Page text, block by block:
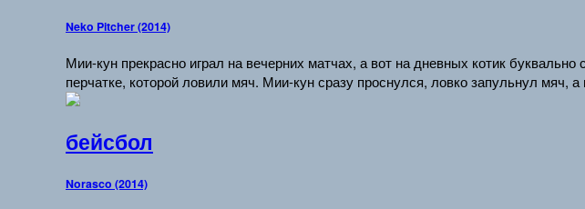
Neko Pitcher (2014)
Мии-кун прекрасно играл на вечерних матчах, а вот на дневных котик
перчатке, которой ловили мяч. Мии-кун сразу проснулся, ловко запульнул мяч,
бейсбол
Norasco (2014)